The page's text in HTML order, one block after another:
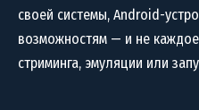
своей системы, Android-
возможностям — и не
стриминга, эмуляции или